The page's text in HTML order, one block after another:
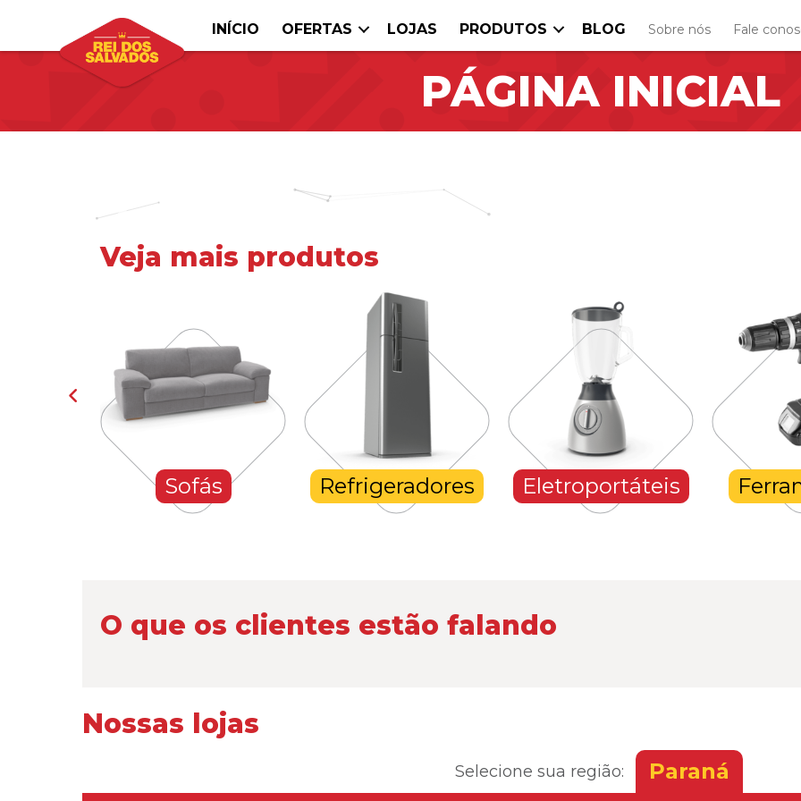
INÍCIO OFERTAS LOJAS PRODUTOS BLOG Sobre nós Fale
PÁGINA INICIAL
Veja mais produtos
Sofás Refrigeradores Eletroportáteis
O que os clientes estão falando
Nossas lojas
Selecione sua região: Paraná